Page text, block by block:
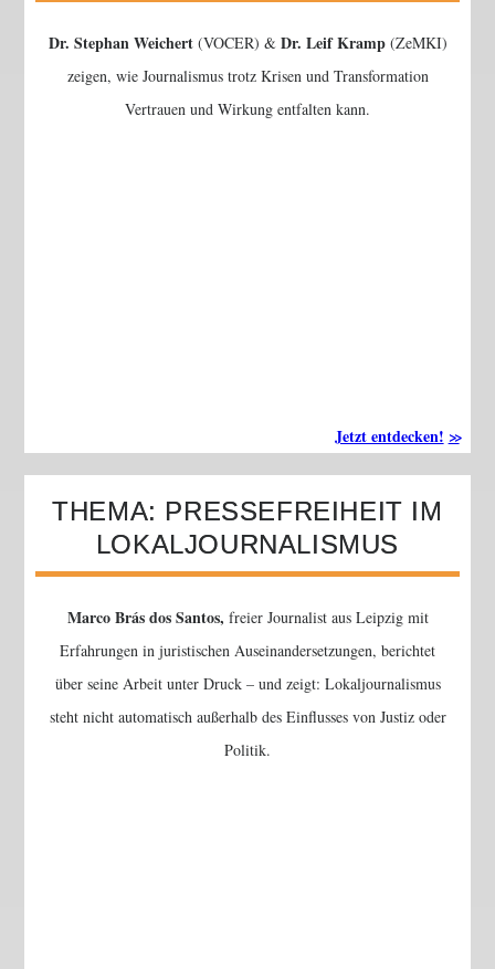
Dr. Stephan Weichert(VOCER) &Dr. Leif Kramp (ZeMKI)
zeigen, wie Journalismus trotz Krisen und Transformation
Vertrauen und Wirkung entfalten kann.
Jetzt entdecken!
THEMA: PRESSEFREIHEIT IM
LOKALJOURNALISMUS
Marco Brás dos Santos, freier Journalist aus Leipzig mit
Erfahrungen in juristischen Auseinandersetzungen, berichtet
über seine Arbeit unter Druck – und zeigt: Lokaljournalismus
steht nicht automatisch außerhalb des Einflusses von Justiz oder
Politik.